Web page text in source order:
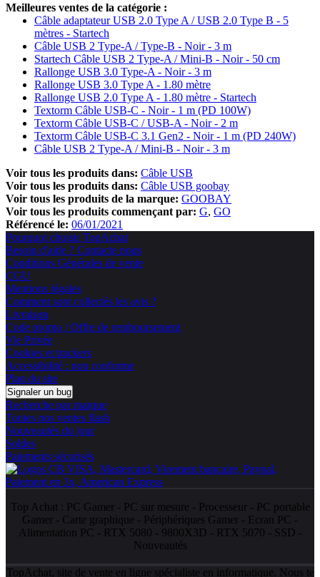
Meilleures ventes de la catégorie :
Câble adaptateur USB 2.0 Type A / USB 2.0 Type B - 5
mètres - Startech
Câble USB 2 Type-A / Type-B - Noir - 3 m
Startech Câble USB 2 Type-A / Mini-B - Noir - 50 cm
Rallonge USB 3.0 Type-A - Noir - 3 m
Rallonge USB 3.0 Type A - 1.80 mètre
Rallonge USB 2.0 Type A - 1.80 mètre - Startech
Textorm Câble USB-C - Noir - 1 m (PD 100W)
Textorm Câble USB-C / USB-A - Noir - 2 m
Textorm Câble USB-C 3.1 Gen2 - Noir - 1 m (PD 240W)
Câble USB 2 Type-A / Mini-B - Noir - 3 m
Voir tous les produits dans: Câble USB
Voir tous les produits dans: Câble USB goobay
Voir tous les produits de la marque: GOOBAY
Voir tous les produits commençant par: G GO
Référencé le: 06/01/2021
Pourquoi choisir TopAchat
Besoin d'aide ? Contacte nous
Conditions Générales de vente
CGU
Mentions légales
Comment sont collectés les avis ?
Livraison
Code promo / Offre de remboursement
Vie Privée
Cookies et trackers
Accessibilité : non conforme
Plan du site
Signaler un bug
Recherche par marque
Toutes nos ventes flash
Nouveautés du jour
Soldes
Paiements sécurisés
Top Achat : PC Gamer- PC sur mesure - Processeur- PC portable
Gamer - Carte graphique - Périphériques Gamer - Ecran PC -
Alimentation PC - RTX 5080 - 9800X3D - RTX 5070 - SSD -
Nouveautés
TopAchat, site de vente en ligne spécialiste en informatique. Nous te